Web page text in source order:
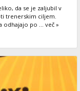
da se je zaljubil v
trenerskim ciljem.
odhajajo po ... več »